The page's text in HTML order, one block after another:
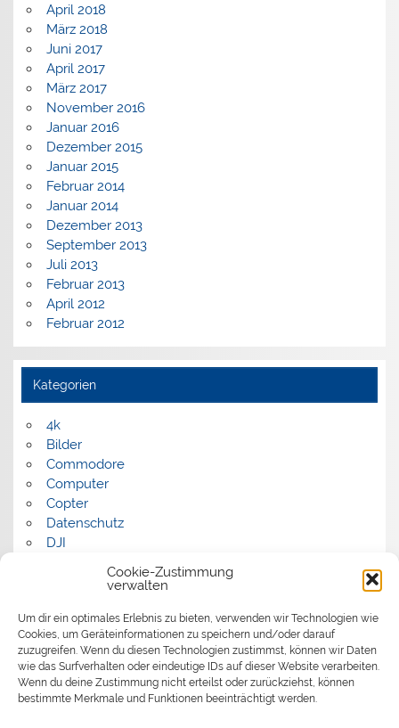
Cookie-Zustimmung
verwalten
Um dir ein optimales Erlebnis zu bieten, verwenden wir Technologien wie
Cookies, um Geräteinformationen zu speichern und/oder darauf
zuzugreifen. Wenn du diesen Technologien zustimmst, können wir Daten
wie das Surfverhalten oder eindeutige IDs auf dieser Website verarbeiten.
Wenn du deine Zustimmung nicht erteilst oder zurückziehst, können
bestimmte Merkmale und Funktionen beeinträchtigt werden.
April 2018
März 2018
Juni 2017
April 2017
März 2017
November 2016
Januar 2016
Dezember 2015
Januar 2015
Februar 2014
Januar 2014
Dezember 2013
September 2013
Juli 2013
Februar 2013
April 2012
Februar 2012
Kategorien
4k
Bilder
Commodore
Computer
Copter
Datenschutz
DJI
Panorama
Politik
Retrocomputer
Uncategorized
Video